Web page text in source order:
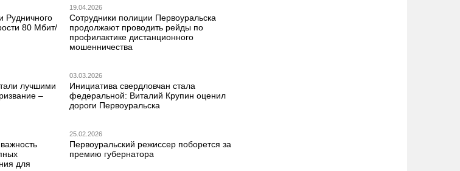
Рудничного
80 Мбит/
19.04.2026
Сотрудники полиции Первоуральска
продолжают проводить рейды по
профилактике дистанционного
мошенничества
лучшими
–
03.03.2026
Инициатива свердловчан стала
федеральной: Виталий Крупин оценил
дороги Первоуральска
для
25.02.2026
Первоуральский режиссер поборется за
премию губернатора